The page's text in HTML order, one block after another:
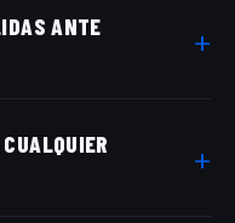
si necesita
ANTE
de traspaso
en